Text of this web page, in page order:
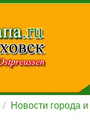
Новости города